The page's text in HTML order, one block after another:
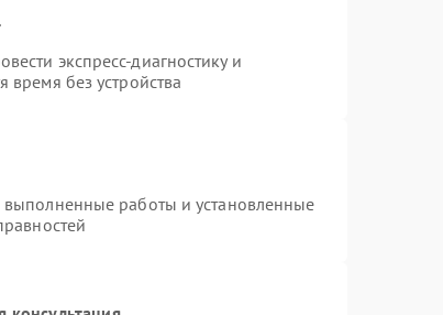
экспресс-диагностику и
без устройства
выполненные работы и установленные